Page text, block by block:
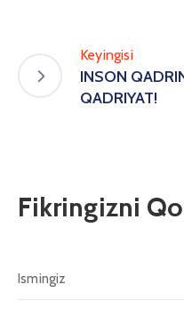
Keyingisi
INSON
QADRIYAT!
Fikringizni